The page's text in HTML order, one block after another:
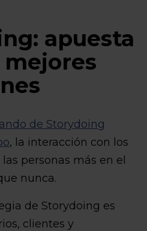
apuesta
de Storydoing
, la interacción con los
personas más en el
nunca.
de Storydoing es
clientes y